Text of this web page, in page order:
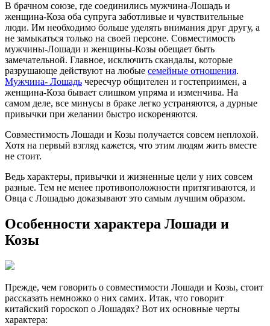
В брачном союзе, где соединились мужчина-Лошадь и
женщина-Коза оба супруга заботливые и чувствительные
люди. Им необходимо больше уделять внимания друг другу, а
не замыкаться только на своей персоне. Совместимость
мужчины-Лошади и женщины-Козы обещает быть
замечательной. Главное, исключить скандалы, которые
разрушающе действуют на любые семейные отношения.
Мужчина- Лошадь чересчур общителен и гостеприимен, а
женщина-Коза бывает слишком упряма и изменчива. На
самом деле, все минусы в браке легко устраняются, а дурные
привычки при желании быстро искореняются.
Совместимость Лошади и Козы получается совсем неплохой.
Хотя на первый взгляд кажется, что этим людям жить вместе
не стоит.
Ведь характеры, привычки и жизненные цели у них совсем
разные. Тем не менее противоположности притягиваются, и
Овца с Лошадью доказывают это самым лучшим образом.
Особенности характера Лошади и
Козы
Прежде, чем говорить о совместимости Лошади и Козы, стоит
рассказать немножко о них самих. Итак, что говорит
китайский гороскоп о Лошадях? Вот их основные черты
характера: